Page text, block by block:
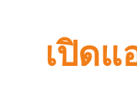
เปิดแ